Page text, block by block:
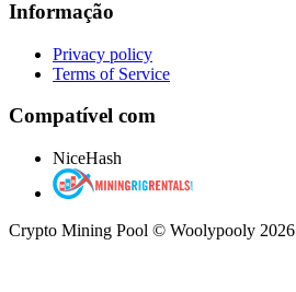
Informação
Privacy policy
Terms of Service
Compatível com
NiceHash
Crypto Mining Pool © Woolypooly 2026